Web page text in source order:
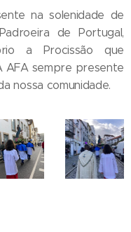
na solenidade de
de Portugal,
a Procissão que
AFA sempre presente
nossa comunidade.